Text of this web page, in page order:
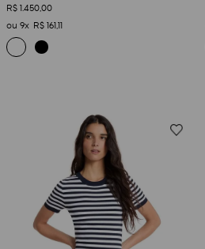
R$ 1.450,00
9
R$ 161,11